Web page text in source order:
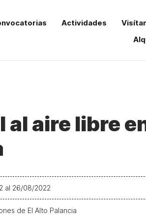
Actividades
aire libre
al 26/08/2022
de El Alto Palancia